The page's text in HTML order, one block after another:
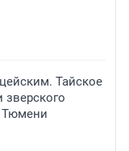
Тайское
зверского
Тюмени